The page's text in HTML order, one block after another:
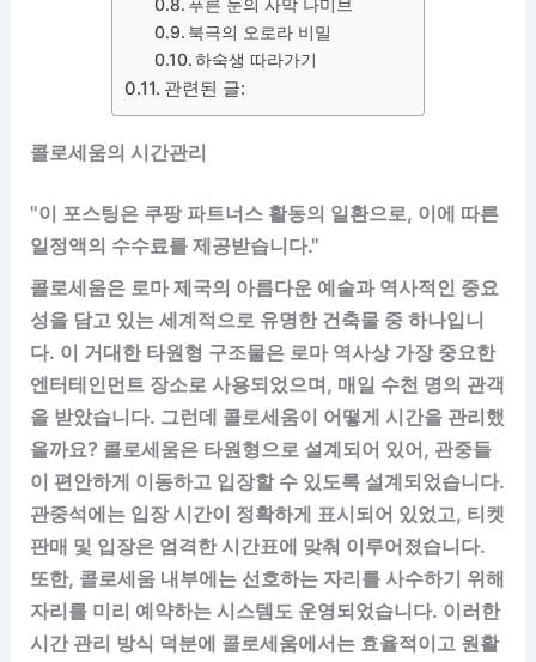
푸른 눈의 사막 나미브
북극의 오로라 비밀
하숙생 따라가기
관련된 글:
콜로세움의 시간관리
"이 포스팅은 쿠팡 파트너스 활동의 일환으로, 이에 따른
일정액의 수수료를 제공받습니다."
콜로세움은 로마 제국의 아름다운 예술과 역사적인 중요
성을 담고 있는 세계적으로 유명한 건축물 중 하나입니
다. 이 거대한 타원형 구조물은 로마 역사상 가장 중요한
엔터테인먼트 장소로 사용되었으며, 매일 수천 명의 관객
을 받았습니다. 그런데 콜로세움이 어떻게 시간을 관리했
을까요? 콜로세움은 타원형으로 설계되어 있어, 관중들
이 편안하게 이동하고 입장할 수 있도록 설계되었습니다.
관중석에는 입장 시간이 정확하게 표시되어 있었고, 티켓
판매 및 입장은 엄격한 시간표에 맞춰 이루어졌습니다.
또한, 콜로세움 내부에는 선호하는 자리를 사수하기 위해
자리를 미리 예약하는 시스템도 운영되었습니다. 이러한
시간 관리 방식 덕분에 콜로세움에서는 효율적이고 원활